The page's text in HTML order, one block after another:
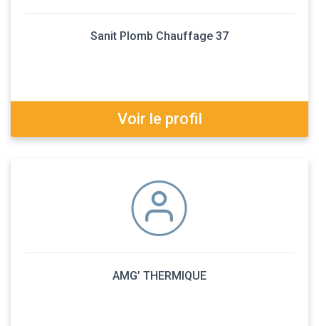
Sanit Plomb Chauffage 37
Voir le profil
AMG’ THERMIQUE